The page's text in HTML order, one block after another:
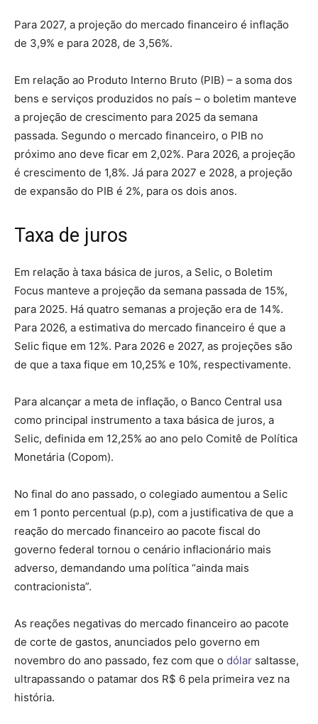
Para 2027, a projeção do mercado financeiro é inflação
de 3,9% e para 2028, de 3,56%.
Em relação ao Produto Interno Bruto (PIB) – a soma dos
bens e serviços produzidos no país – o boletim manteve
a projeção de crescimento para 2025 da semana
passada. Segundo o mercado financeiro, o PIB no
próximo ano deve ficar em 2,02%. Para 2026, a projeção
é crescimento de 1,8%. Já para 2027 e 2028, a projeção
de expansão do PIB é 2%, para os dois anos.
Taxa de juros
Em relação à taxa básica de juros, a Selic, o Boletim
Focus manteve a projeção da semana passada de 15%,
para 2025. Há quatro semanas a projeção era de 14%.
Para 2026, a estimativa do mercado financeiro é que a
Selic fique em 12%. Para 2026 e 2027, as projeções são
de que a taxa fique em 10,25% e 10%, respectivamente.
Para alcançar a meta de inflação, o Banco Central usa
como principal instrumento a taxa básica de juros, a
Selic, definida em 12,25% ao ano pelo Comitê de Política
Monetária (Copom).
No final do ano passado, o colegiado aumentou a Selic
em 1 ponto percentual (p.p), com a justificativa de que a
reação do mercado financeiro ao pacote fiscal do
governo federal tornou o cenário inflacionário mais
adverso, demandando uma política “ainda mais
contracionista”.
As reações negativas do mercado financeiro ao pacote
de corte de gastos, anunciados pelo governo em
novembro do ano passado, fez com que o dólar saltasse,
ultrapassando o patamar dos R$ 6 pela primeira vez na
história.